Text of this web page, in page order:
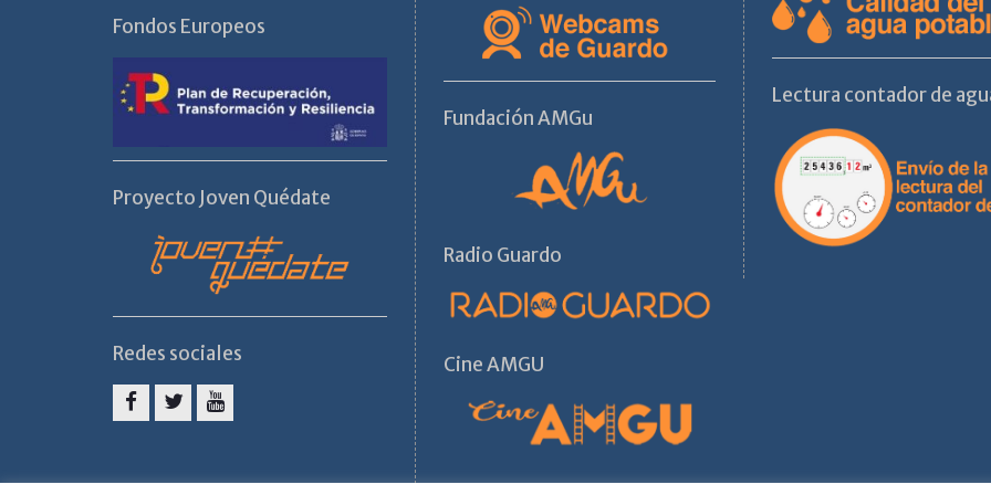
Fondos Europeos
Proyecto Joven Quédate
Redes sociales
Fundación AMGu
Radio Guardo
Cine AMGU
Lectura contador de